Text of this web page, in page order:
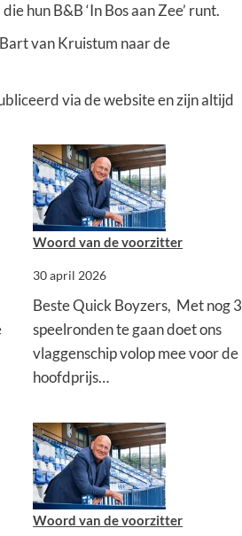
hun B&B ‘In Bos aan Zee’ runt.
van Kruistum naar de
via de website en zijn altijd
Woord van de voorzitter
30 april 2026
Beste Quick Boyzers, Met nog 3
speelronden te gaan doet ons
vlaggenschip volop mee voor de
hoofdprijs…
Woord van de voorzitter